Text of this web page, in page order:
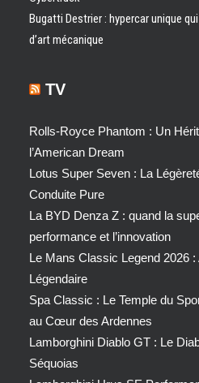
Bugatti Destrier : hypercar unique
d’art mécanique
TV
Rolls-Royce Phantom : Un
l’American Dream
Lotus Super Seven : La
Conduite Pure
La BYD Denza Z : quand la
performance et l’innovation
Le Mans Classic Legend 2026 :
Légendaire
Spa Classic : Le Temple du
au Cœur des Ardennes
Lamborghini Diablo GT : Le
Séquoias